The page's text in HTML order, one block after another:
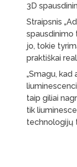
3D
Straipsnis
spausdinimo
jo, tokie
praktiškai
„Smagu,
taip giliai
tik
technologijų